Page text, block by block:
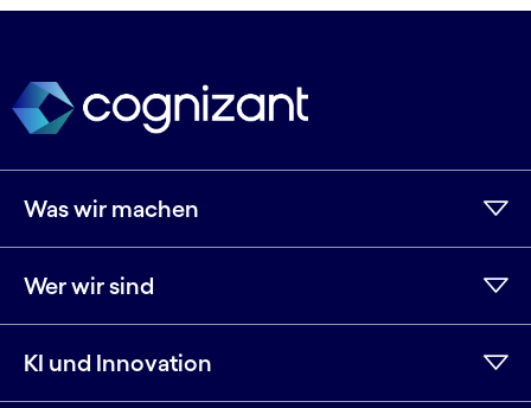
Was wir machen
Wer wir sind
KI und Innovation